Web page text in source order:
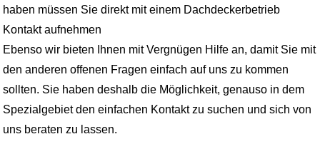
haben müssen Sie direkt mit einem Dachdeckerbetrieb
Kontakt aufnehmen
Ebenso wir bieten Ihnen mit Vergnügen Hilfe an, damit Sie mit
den anderen offenen Fragen einfach auf uns zu kommen
sollten. Sie haben deshalb die Möglichkeit, genauso in dem
Spezialgebiet den einfachen Kontakt zu suchen und sich von
uns beraten zu lassen.